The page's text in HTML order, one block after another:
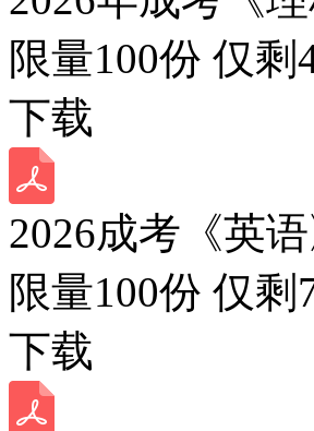
限量100份 仅剩
下载
2026成考《英
限量100份 仅剩
下载